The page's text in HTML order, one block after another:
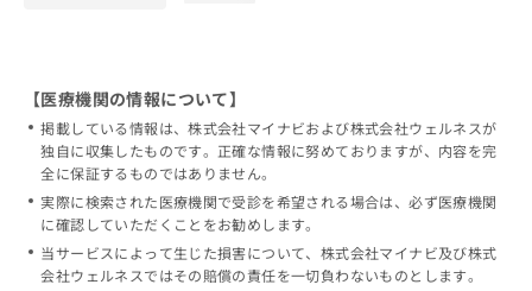
【医療機関の情報について】
掲載している情報は、株式会社マイナビおよび株式会社ウェルネスが
独自に収集したものです。正確な情報に努めておりますが、内容を完
全に保証するものではありません。
実際に検索された医療機関で受診を希望される場合は、必ず医療機関
に確認していただくことをお勧めします。
当サービスによって生じた損害について、株式会社マイナビ及び株式
会社ウェルネスではその賠償の責任を一切負わないものとします。